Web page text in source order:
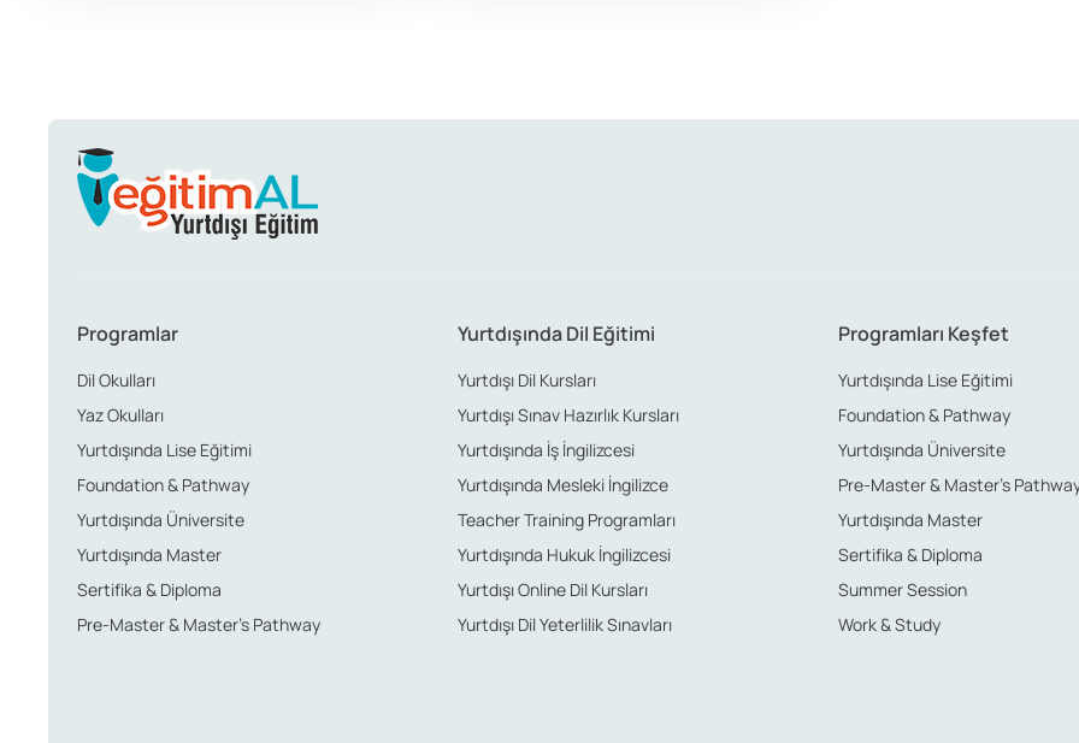
kazanmanın iyi bir yoludur. Çalışma izinleri hakkında daha fazla bilgi için üniversitenizin uluslararası ofisine
Finlandiya Eğitim Sisteminin Avantajları
Kaliteli eğitim ve uluslararası standartlar
Finlandiya’daki üniversiteler, uluslararası alanda kabul görmüş eğitim standartlarına sahiptir. Kaliteli eğitim sunan bu
avantajını yaşayabilirsiniz.
Araştırma destekleri ve fırsatları
Finlandiya üniversiteleri, öğrencilere araştırma projeleri ve fonlama imkanları sunmaktadır. Bu sayede, akademik
Programlar
Dil Okulları
Yaz Okulları
Yurtdışında Lise Eğitimi
Foundation & Pathway
Yurtdışında Üniversite
Yurtdışında Master
Sertifika & Diploma
Pre-Master & Master’s Pathway
Yurtdışında Dil Eğitimi
Yurtdışı Dil Kursları
Yurtdışı Sınav Hazırlık Kursları
Yurtdışında İş İngilizcesi
Yurtdışında Mesleki İngilizce
Teacher Training Programları
Yurtdışında Hukuk İngilizcesi
Yurtdışı Online Dil Kursları
Yurtdışı Dil Yeterlilik Sınavları
Programları Keşfet
Yurtdışında Lise Eğitimi
Foundation & Pathway
Yurtdışında Üniversite
Pre-Master & Master’s
Yurtdışında Master
Sertifika & Diploma
Summer Session
Work & Study